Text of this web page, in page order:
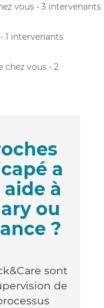
vous • 3 intervenants
1 intervenants
chez vous • 2
a
à
ou
?
sont
de